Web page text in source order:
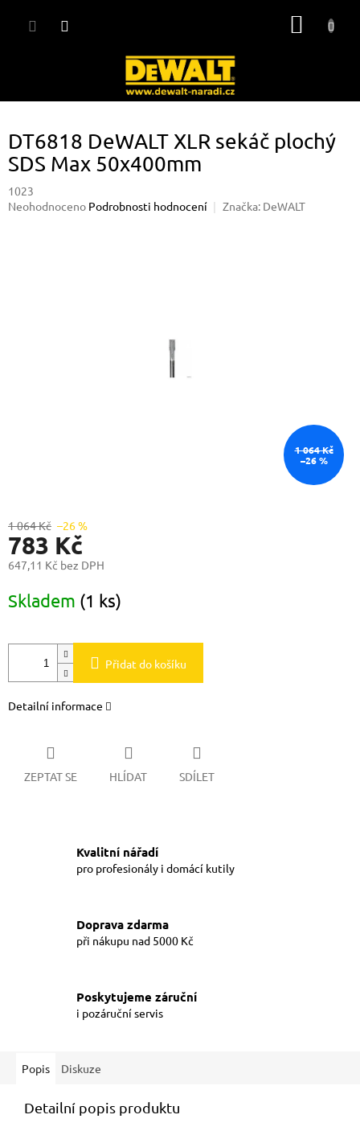
DT6818 DeWALT XLR sekáč plochý
SDS Max 50x400mm
1023
Průměrné
Neohodnoceno Podrobnosti hodnocení Značka: DeWALT
1 064 Kč
–26 %
1 064 Kč –26 %
783 Kč
647,11 Kč bez DPH
cena:
Skladem (1 ks)
Přidat do košíku
Detailní informace
ZEPTAT SE HLÍDAT SDÍLET
Kvalitní nářadí
pro profesionály i domácí kutily
Doprava zdarma
při nákupu nad 5000 Kč
Poskytujeme záruční
i pozáruční servis
Popis Diskuze
Detailní popis produktu